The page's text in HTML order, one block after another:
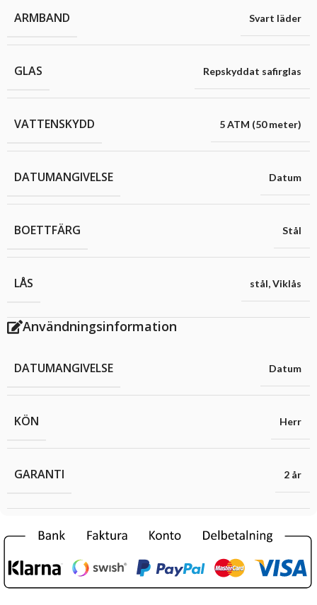
ARMBAND Svart läder
GLAS Repskyddat safirglas
VATTENSKYDD 5 ATM (50 meter)
DATUMANGIVELSE Datum
BOETTFÄRG Stål
LÅS stål,Viklås
Användningsinformation
DATUMANGIVELSE Datum
KÖN Herr
GARANTI 2 år